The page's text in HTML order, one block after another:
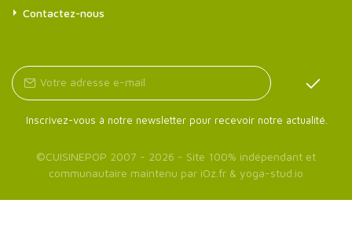
Contactez-nous
Inscrivez-vous à notre newsletter pour recevoir notre actualité.
©CUISINEPOP 2007 - 2026 - Site 100% indépendant et
communautaire maintenu par iOz.fr & yoga-stud.io